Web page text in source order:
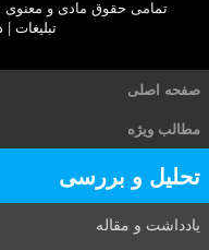
تمامی حقوق مادی و معنوی
تبلیغات |
صفحه اصلی
مطالب ویژه
تحلیل و بررسی
یادداشت و مقاله